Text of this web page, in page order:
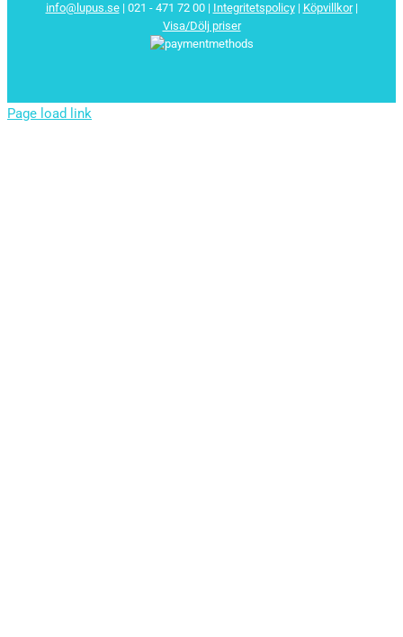
info@lupus.se| 021 - 471 72 00 | Integritetspolicy| Köpvillkor|
Visa/Dölj priser
Page load link